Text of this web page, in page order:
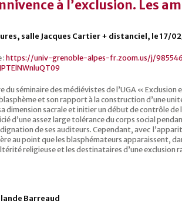
à l’exclusion. Les
salle Jacques Cartier + distanciel, le 17/
: https://univ-grenoble-alpes-fr.zoom.us/j/
du séminaire des médiévistes de l’UGA «
et son rapport à la construction d’une
dimension sacrale et initier un début de contrôle de
d’une assez large tolérance du corps social
de ses auditeurs. Cependant, avec
au point que les blasphémateurs apparaissent,
religieuse et les destinataires d’une exclusion
Barreaud